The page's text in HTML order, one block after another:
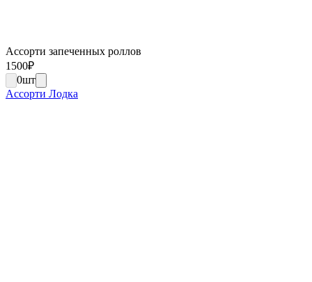
Ассорти запеченных роллов
1500₽
0шт
Ассорти Лодка